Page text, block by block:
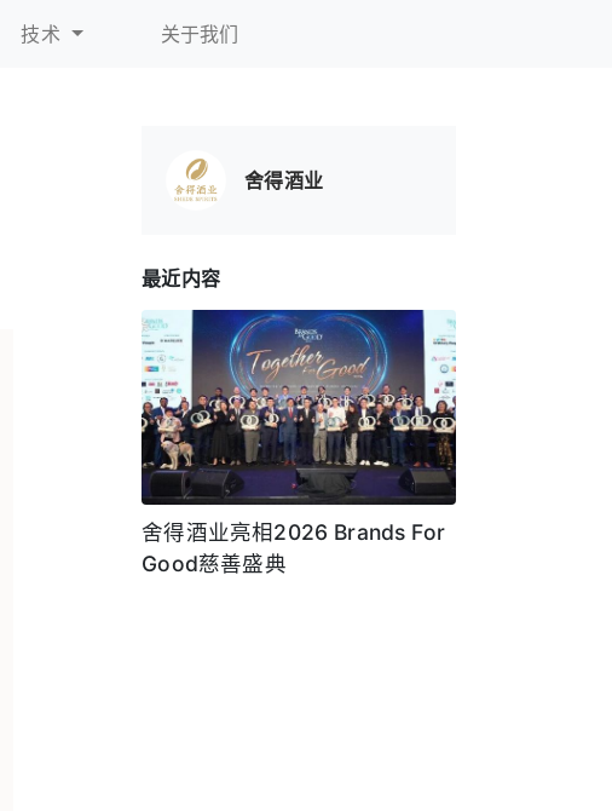
技术 关于我们
舍得酒业
最近内容
舍得酒业亮相2026 Brands For
Good慈善盛典